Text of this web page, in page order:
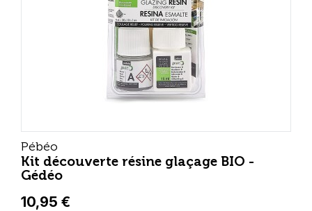
Pébéo
Kit découverte résine glaçage BIO -
Gédéo
10,95 €